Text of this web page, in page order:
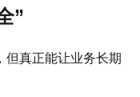
”
但真正能让业务长期